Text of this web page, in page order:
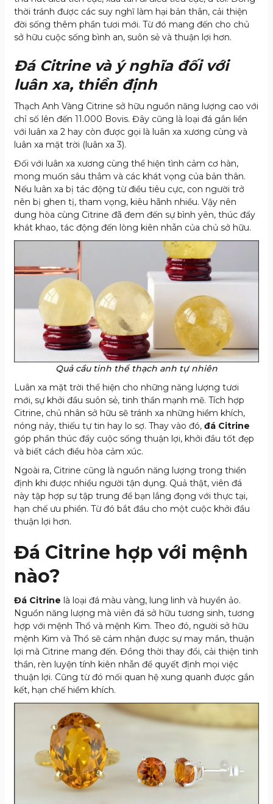
thời tránh được các suy nghĩ làm hại bản thân, cải thiện
đời sống thêm phần tươi mới. Từ đó mang đến cho chủ
sở hữu cuộc sống bình an, suôn sẻ và thuận lợi hơn.
Đá Citrine và ý nghĩa đối với
luân xa, thiền định
Thạch Anh Vàng Citrine sở hữu nguồn năng lượng cao với
chỉ số lên đến 11.000 Bovis. Đây cũng là loại đá gắn liền
với luân xa 2 hay còn được gọi là luân xa xương cùng và
luân xa mặt trời (luân xa 3).
Đối với luân xa xương cùng thể hiện tình cảm cơ hàn,
mong muốn sâu thẳm và các khát vọng của bản thân.
Nếu luân xa bị tác động từ điều tiêu cực, con người trở
nên bị ghen tị, tham vọng, kiêu hãnh nhiều. Vậy nên
dung hòa cùng Citrine đã đem đến sự bình yên, thúc đẩy
khát khao, tác động đến lòng kiên nhẫn của chủ sở hữu.
Quả cầu tinh thể thạch anh tự nhiên
Luân xa mặt trời thể hiện cho những năng lượng tươi
mới, sự khởi đầu suôn sẻ, tinh thần mạnh mẽ. Tích hợp
Citrine, chủ nhân sở hữu sẽ tránh xa những hiềm khích,
nóng nảy, thiếu tự tin hay lo sợ. Thay vào đó, đá Citrine
góp phần thúc đẩy cuộc sống thuận lợi, khởi đầu tốt đẹp
và biết cách điều hòa cảm xúc.
Ngoài ra, Citrine cũng là nguồn năng lượng trong thiền
định khi được nhiều người tận dụng. Quả thật, viên đá
này tập hợp sự tập trung để bạn lắng đọng với thực tại,
hạn chế ưu phiền. Từ đó bắt đầu cho một cuộc khởi đầu
thuận lợi hơn.
Đá Citrine hợp với mệnh
nào?
Đá Citrine là loại đá màu vàng, lung linh và huyền ảo.
Nguồn năng lượng mà viên đá sở hữu tương sinh, tương
hợp với mệnh Thổ và mệnh Kim. Theo đó, người sở hữu
mệnh Kim và Thổ sẽ cảm nhận được sự may mắn, thuận
lợi mà Citrine mang đến. Đồng thời thay đổi, cải thiện tinh
thần, rèn luyện tính kiên nhẫn để quyết định mọi việc
thuận lợi. Cũng từ đó mối quan hệ xung quanh được gắn
kết, hạn chế hiềm khích.